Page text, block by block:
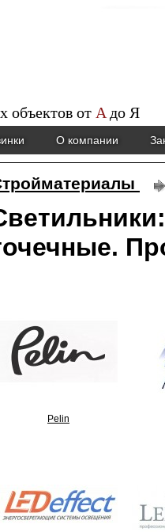
объектов от Aдо Я
О компании
Pelin